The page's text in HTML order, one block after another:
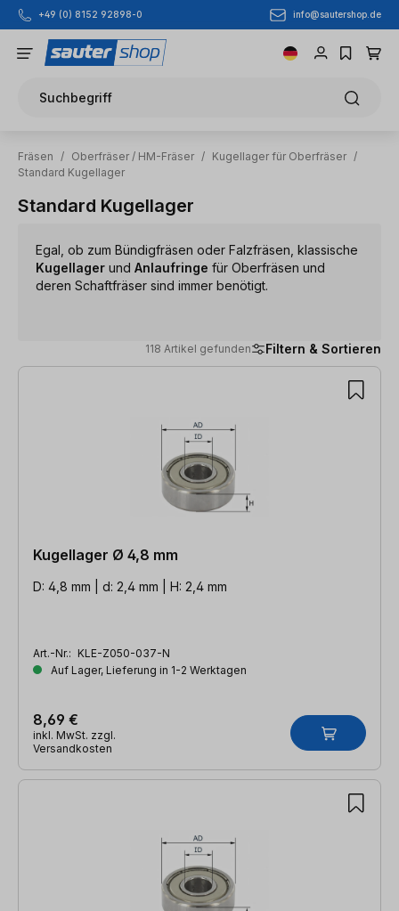
Zum Hauptinhalt springen
+49 (0) 8152 92898-0 info@sautershop.de
Suchbegriff
Fräsen / Oberfräser / HM-Fräser / Kugellager für Oberfräser /
Standard Kugellager
Standard Kugellager
Egal, ob zum Bündigfräsen oder Falzfräsen, klassische
Kugellager und Anlaufringe für Oberfräsen und
deren Schaftfräser sind immer benötigt.
118 Artikel gefunden Filtern & Sortieren
118 Artikel gefunden
Kugellager Ø 4,8 mm
D: 4,8 mm | d: 2,4 mm | H: 2,4 mm
Art.-Nr.: KLE-Z050-037-N
Auf Lager, Lieferung in 1-2 Werktagen
8,69 €
inkl. MwSt. zzgl.
Versandkosten